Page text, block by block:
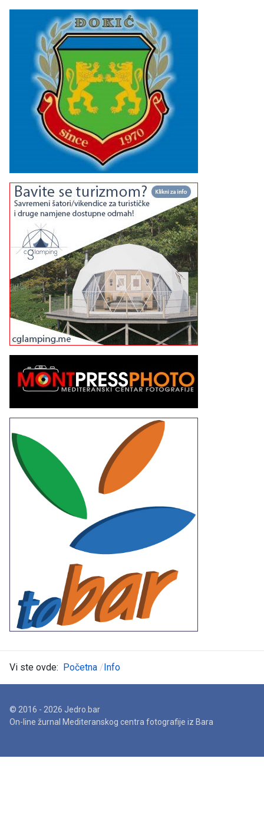
Vi ste ovde: Početna Info
© 2016 - 2026 Jedro.bar
On-line žurnal Mediteranskog centra fotografije iz Bara